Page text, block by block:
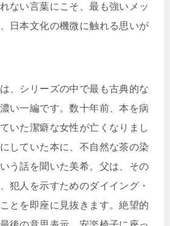
ない言葉にこそ、最も強いメッ
日本文化の機微に触れる思いが
、シリーズの中で最も古典的な
い一編です。数十年前、本を病
いた潔癖な女性が亡くなりまし
していた本に、不自然な茶の染
う話を聞いた美希。父は、その
犯人を示すためのダイイング・
とを即座に見抜きます。絶望的